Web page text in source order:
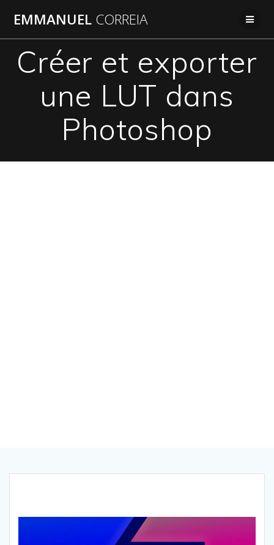
au
EMMANUEL CORREIA
Créer et exporter
une LUT dans
Photoshop